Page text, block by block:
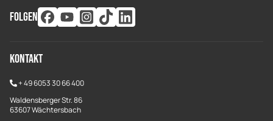
FOLGEN
Kontakt
+49 6053 30 66 400
Waldensberger Str. 86
63607 Wächtersbach